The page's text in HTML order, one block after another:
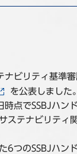
ビリティ基準審
を公表しまし
点でSSBJハン
ステナビリティ
6つのSSBJハン